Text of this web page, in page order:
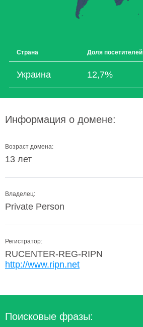
Страна Доля посетителей
Украина 12,7%
Информация о домене:
Возраст домена:
13 лет
Владелец:
Private Person
Регистратор:
RUCENTER-REG-RIPN
http://www.ripn.net
Поисковые фразы: